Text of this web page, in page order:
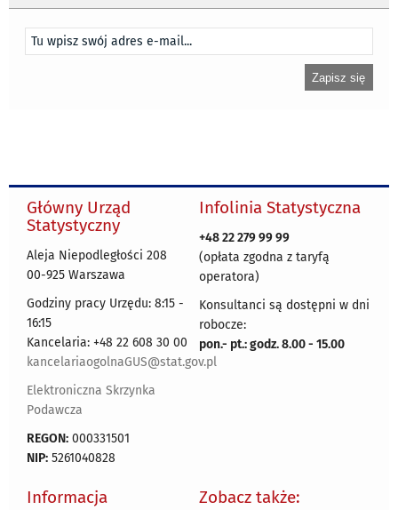
Główny Urząd
Statystyczny
Aleja Niepodległości 208
00-925 Warszawa
Godziny pracy Urzędu: 8:15 -
16:15
Kancelaria: +48 22 608 30 00
kancelariaogolnaGUS@stat.gov.pl
Elektroniczna Skrzynka
Podawcza
REGON: 000331501
NIP: 5261040828
Infolinia Statystyczna
+48 22 279 99 99
(opłata zgodna z taryfą
operatora)
Konsultanci są dostępni w dni
robocze:
pon.- pt.: godz. 8.00 - 15.00
Informacja Zobacz także: